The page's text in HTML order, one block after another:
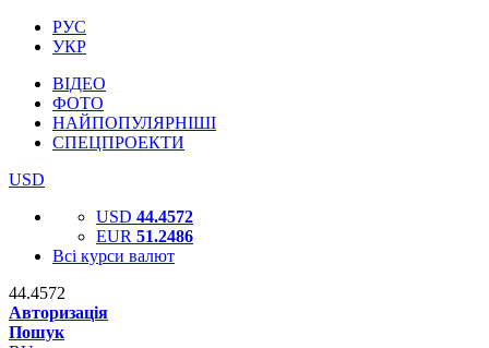
РУС
УКР
ВІДЕО
ФОТО
НАЙПОПУЛЯРНІШІ
СПЕЦПРОЕКТИ
USD
USD 44.4572
EUR 51.2486
Всі курси валют
44.4572
Авторизація
Пошук